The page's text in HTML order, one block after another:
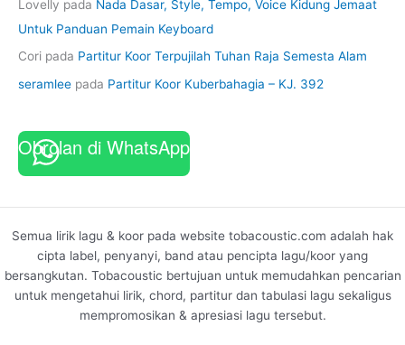
Lovelly pada Nada Dasar, Style, Tempo, Voice Kidung Jemaat
Untuk Panduan Pemain Keyboard
Cori pada Partitur Koor Terpujilah Tuhan Raja Semesta Alam
seramlee pada Partitur Koor Kuberbahagia – KJ. 392
Obrolan di WhatsApp
Semua lirik lagu & koor pada website tobacoustic.com adalah hak
cipta label, penyanyi, band atau pencipta lagu/koor yang
bersangkutan. Tobacoustic bertujuan untuk memudahkan pencarian
untuk mengetahui lirik, chord, partitur dan tabulasi lagu sekaligus
mempromosikan & apresiasi lagu tersebut.